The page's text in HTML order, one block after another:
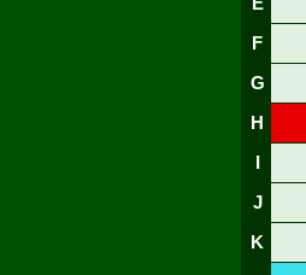
F
G
H
J
K